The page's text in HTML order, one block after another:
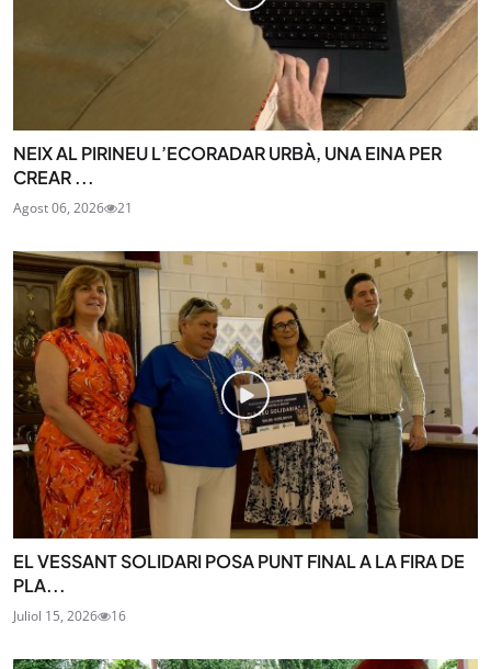
NEIX AL PIRINEU L’ECORADAR URBÀ, UNA EINA PER
CREAR ...
Agost 06, 2026 21
EL VESSANT SOLIDARI POSA PUNT FINAL A LA FIRA DE
PLA...
Juliol 15, 2026 16